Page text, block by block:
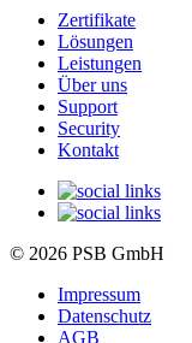
Zertifikate
Lösungen
Leistungen
Über uns
Support
Security
Kontakt
© 2026 PSB GmbH
Impressum
Datenschutz
AGB